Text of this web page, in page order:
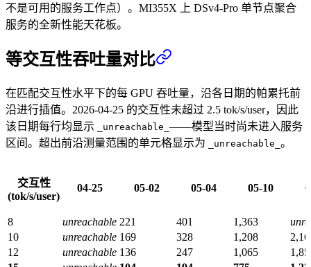
不是可用的服务工作点）。MI355X 上 DSv4-Pro 单节点聚合
服务的全新性能天花板。
等交互性吞吐量对比
在匹配交互性水平下的每 GPU 吞吐量，沿各日期的帕累托前
沿进行插值。2026-04-25 的交互性未超过 2.5 tok/s/user，因此
该日期每行均显示
_unreachable_ ——模型当时尚未进入服务
区间。超出前沿测量范围的单元格显示为
_unreachable_ 。
交互性
(tok/s/user)
04-25 05-02 05-04 05-10
8 unreachable 221 401 1,363
10
unreachable 169 328 1,208
12
unreachable 136 247 1,065